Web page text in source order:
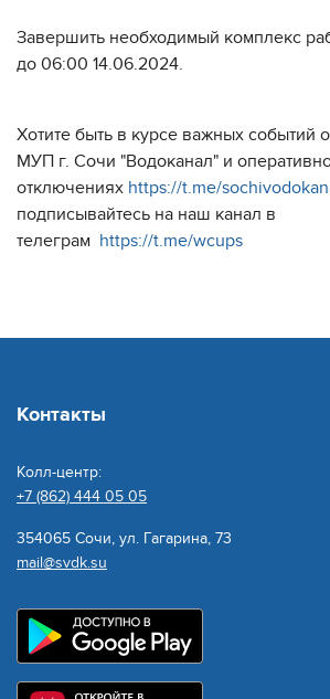
Завершить необходимый комплекс
до 06:00 14.06.2024.
Хотите быть в курсе важных событий
МУП г. Сочи "Водоканал" и
отключениях https://t.me/
подписывайтесь на наш канал в
телеграм https://t.me/wcups
Контакты
Колл-центр:
+7 (862) 444 05 05
354065 Сочи, ул. Гагарина, 73
mail@svdk.su